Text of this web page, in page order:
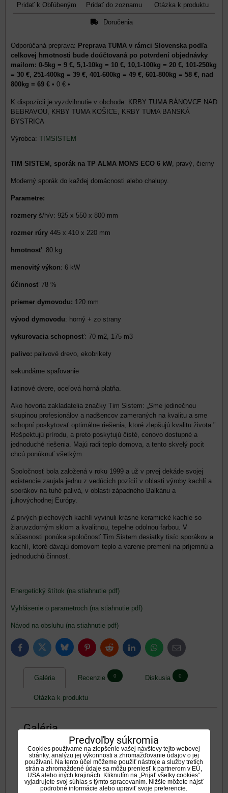
Pridať k Obľúbeným Pridať do zoznamu Otázka k produktu
Doručenia
Preprava TUMA v rámci Slovenska podľa
celkovej hmotnosti bude doúčtovaná po potvrdení objednávky
mailom: 0-5kg = 9 €, 5,1-10kg = 10 €, 10,1-100kg = 20 €, 101-250kg
= 30 €, 251-400kg = 39 €, 401-600kg = 49 €, 601-800kg = 58 €, nad
800kg = 69 € • 0 € •
KRBY TUMA BÁNOVCE NAD
BEBRAVOU, KRBY TUMA KOŠICE, KRBY TUMA BANSKÁ
BYSTRICA
Výrobca: TIMSISTEM
TIM SISTEM, sporák na TP ALMA MONS ECO 6 kW, pravý, čierny
Moderný sporák do každej domácnosti alebo chalupy.
Parametre:
rozmery š/h/v: 925 x 550 x 800 mm
rozmer rúry 445 x 410 x 220 mm
hmotnosť: 80 kg
menovitý výkon: 6 kW
účinnosť 78 %
priemer dymovodu: 120 mm
vývod dymovodu: horný + zo strany
vykurovacia schopnosť: 70 m2, 175 m3
palivo: palivové drevo, ekobrikety
sekundárne spaľovanie
liatinové dvere, oceľová horná platňa.
Ako hovoria zakladatelia značky Tim Sistem: „Sme jedinečnou
skupinou profesionálov a nadšencov zameraných na kvalitu a sme
schopní poskytovať optimálne riešenia, ktoré zlepšujú kvalitu života."
Rešpektujú prírodu, a preto poskytujú čisté, cenovo dostupné a
jednoduché riešenia. Majú radi teplo domova, a tento skvelý pocit
chcú ponúknuť všetkým.
Spoločnosť bola založená v roku 1999 a už v prvej dekáde svojej
existencie zaujala jednu z vedúcich pozícií v oblasti výroby kachlí a
sporákov na tuhé palivá, v oblasti západného Balkánu a
juhovýchodnej Európy.
Z prvých plechových kachlí vyvinuli krásne keramické kachle so
žiaruvzdorným sklom a kvalitnou, tepelne odolnou farbou. V
súčasnosti ponúka spoločnosť Tim Sistem desiatky tisíc sporákov a
kachlí, ktoré dávajú domovom teplo a varenie premení na príjemnú a
jednoduchú činnosť.
Energetický štítok (na stiahnutie pdf)
Vyhlásenie o parametroch (na stiahnutie pdf)
Návod na obsluhu (na stiahnutie pdf)
FacebookTwitter BlueskyPinterestReddit LinkedInWhatsApp
E-
mail
Galéria Recenzie 0 Diskusia 0
Otázka k produktu
Galéria
Predvoľby súkromia
Cookies používame na zlepšenie vašej návštevy tejto webovej
stránky, analýzu jej výkonnosti a zhromažďovanie údajov o jej
používaní. Na tento účel môžeme použiť nástroje a služby tretích
strán a zhromaždené údaje sa môžu preniesť k partnerom v EÚ,
USA alebo iných krajinách. Kliknutím na „Prijať všetky cookies“
vyjadrujete svoj súhlas s týmto spracovaním. Nižšie môžete nájsť
podrobné informácie alebo upraviť svoje preferencie.